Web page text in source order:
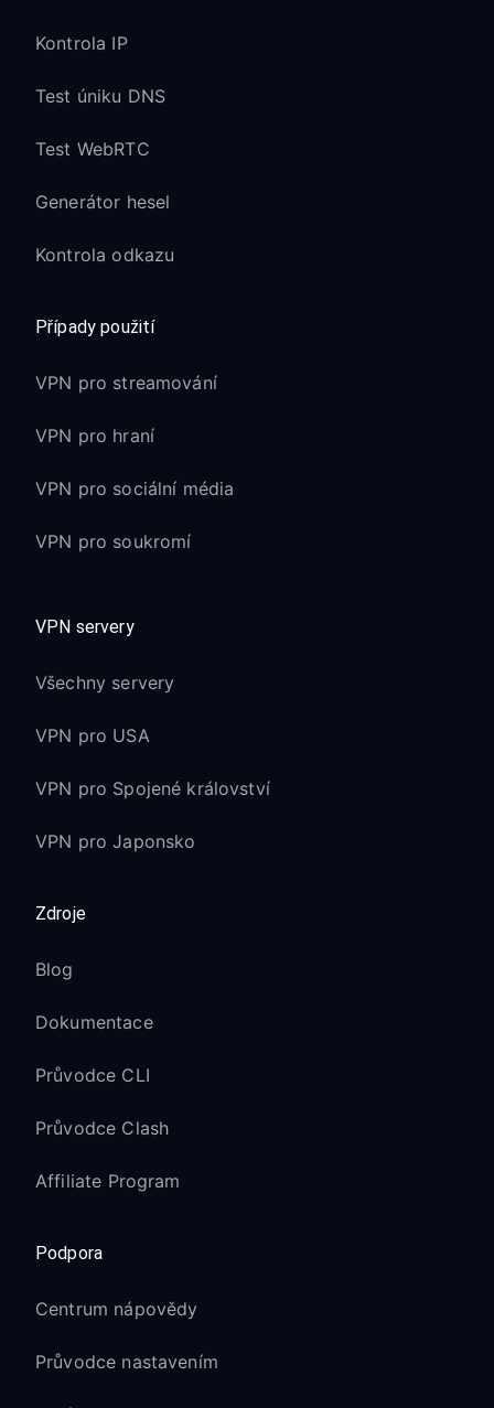
Kontrola IP
Test úniku DNS
Test WebRTC
Generátor hesel
Kontrola odkazu
Případy použití
VPN pro streamování
VPN pro hraní
VPN pro sociální média
VPN pro soukromí
VPN servery
Všechny servery
VPN pro USA
VPN pro Spojené království
VPN pro Japonsko
Zdroje
Blog
Dokumentace
Průvodce CLI
Průvodce Clash
Affiliate Program
Podpora
Centrum nápovědy
Průvodce nastavením